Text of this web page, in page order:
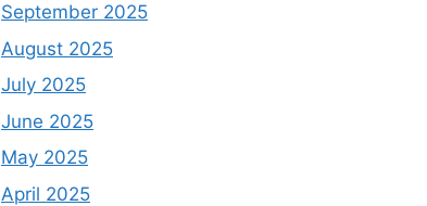
September 2025
August 2025
July 2025
June 2025
May 2025
April 2025